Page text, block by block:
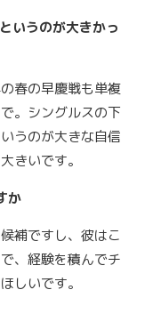
いうのが大きかっ
春の早慶戦も単複
。シングルスの下
うのが大きな自信
きいです。
か
補ですし、彼はこ
、経験を積んでチ
しいです。